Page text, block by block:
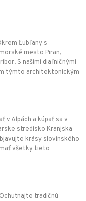
Ľubľany s
mesto Piran,
S našimi diaľničnými
týmto architektonickým
v Alpách a kúpať sa v
stredisko Kranjska
krásy slovinského
mať všetky tieto
tradičnú